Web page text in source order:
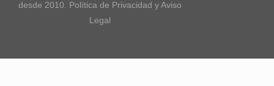
desde 2010. Política de Privacidad y Aviso
Legal